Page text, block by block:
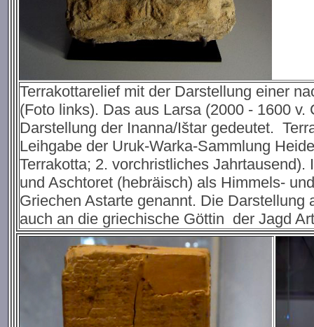
Terrakottarelief mit der Darstellung einer
(Foto links). Das aus Larsa (2000 - 1600
Darstellung der Inanna/Ištar gedeutet.
Leihgabe der Uruk-Warka-Sammlung
Terrakotta; 2. vorchristliches
und Aschtoret (hebräisch) als Himmels-
Griechen Astarte genannt. Die
auch an die griechische Göttin der Jagd